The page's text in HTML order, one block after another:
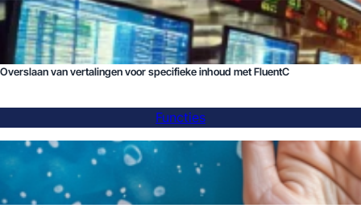
Overslaan van vertalingen voor specifieke inhoud met FluentC
Functies